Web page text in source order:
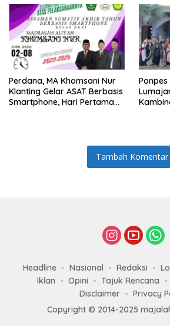
Perdana, MA Khomsani Nur
Klanting Gelar ASAT Berbasis
Smartphone, Hari Pertama
Tambah Komentar
Headline Nasional Redaksi
Iklan
Opini Tajuk Rencana
Disclaimer
Privacy
Copyright © 2014-2025